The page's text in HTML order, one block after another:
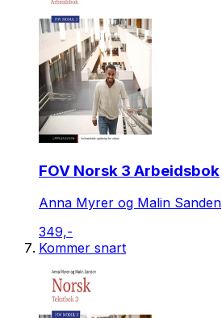
FOV Norsk 3 Arbeidsbok
Anna Myrer og Malin Sanden
349,-
Kommer snart